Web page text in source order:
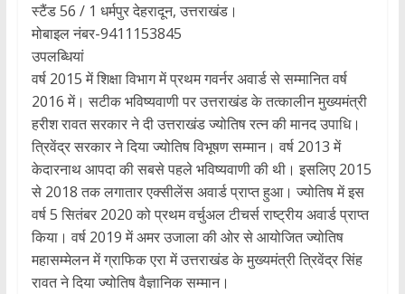
स्टैंड 56 / 1 धर्मपुर देहरादून, उत्तराखंड।
मोबाइल नंबर-9411153845
उपलब्धियां
वर्ष 2015 में शिक्षा विभाग में प्रथम गवर्नर अवार्ड से सम्मानित वर्ष
2016 में। सटीक भविष्यवाणी पर उत्तराखंड के तत्कालीन मुख्यमंत्री
हरीश रावत सरकार ने दी उत्तराखंड ज्योतिष रत्न की मानद उपाधि।
त्रिवेंद्र सरकार ने दिया ज्योतिष विभूषण सम्मान। वर्ष 2013 में
केदारनाथ आपदा की सबसे पहले भविष्यवाणी की थी। इसलिए 2015
से 2018 तक लगातार एक्सीलेंस अवार्ड प्राप्त हुआ। ज्योतिष में इस
वर्ष 5 सितंबर 2020 को प्रथम वर्चुअल टीचर्स राष्ट्रीय अवार्ड प्राप्त
किया। वर्ष 2019 में अमर उजाला की ओर से आयोजित ज्योतिष
महासम्मेलन में ग्राफिक एरा में उत्तराखंड के मुख्यमंत्री त्रिवेंद्र सिंह
रावत ने दिया ज्योतिष वैज्ञानिक सम्मान।